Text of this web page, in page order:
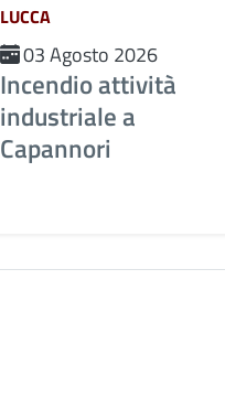
LUCCA
03 Agosto 2026
Incendio attività
industriale a
Capannori